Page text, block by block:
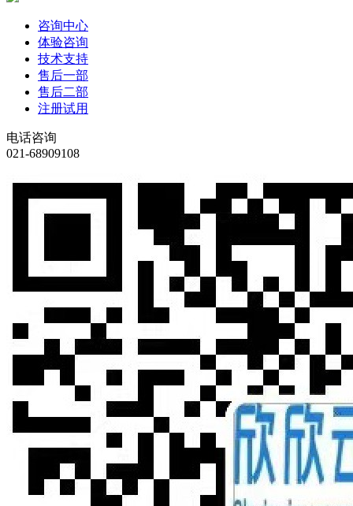
咨询中心
体验咨询
技术支持
售后一部
售后二部
注册试用
电话咨询
021-68909108